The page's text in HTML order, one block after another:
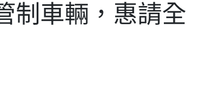
制車輛，惠請全